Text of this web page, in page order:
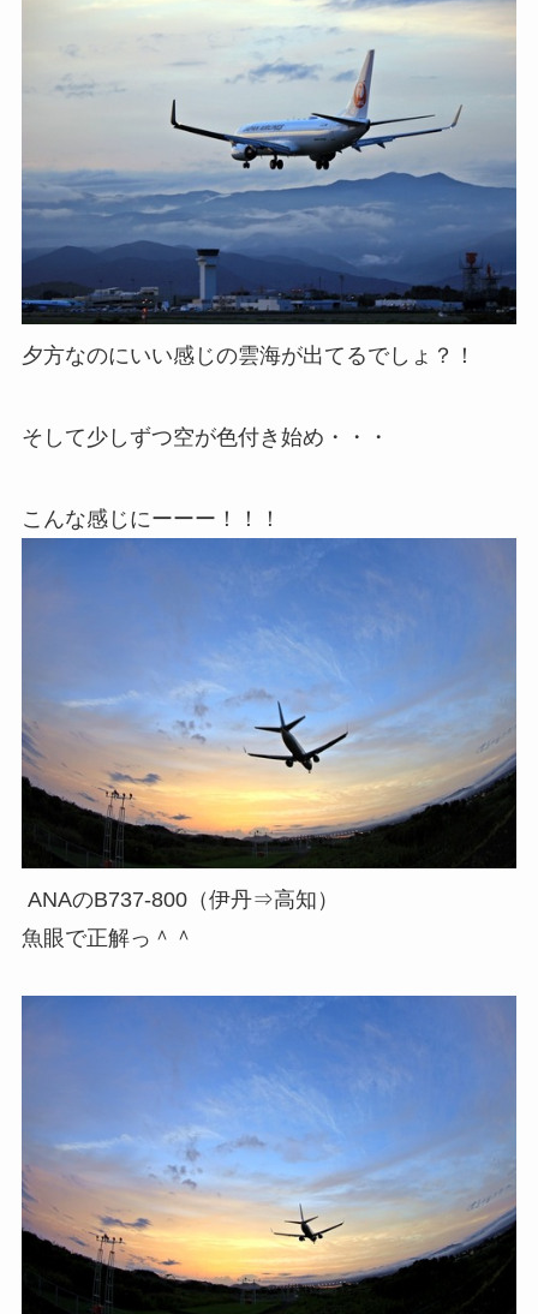
夕方なのにいい感じの雲海が出てるでしょ？！
そして少しずつ空が色付き始め・・・
こんな感じにーーー！！！
ANAのB737-800（伊丹⇒高知）
魚眼で正解っ＾＾